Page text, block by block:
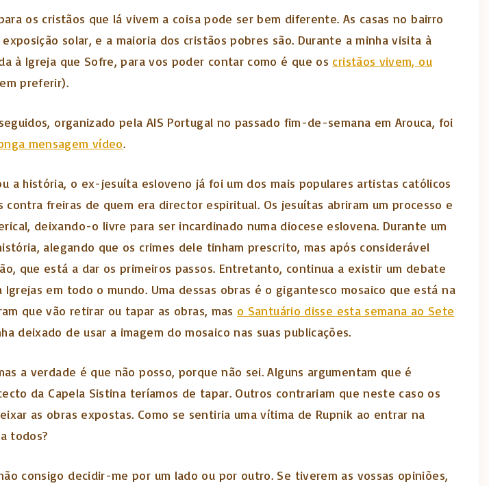
os cristãos que lá vivem a coisa pode ser bem diferente. As casas no bairro
solar, e a maioria dos cristãos pobres são. Durante a minha visita à
à Igreja que Sofre, para vos poder contar como é que os cristãos vivem, ou
preferir).
organizado pela AIS Portugal no passado fim-de-semana em Arouca, foi
mensagem vídeo.
a história, o ex-jesuíta esloveno já foi um dos mais populares artistas católicos
freiras de quem era director espiritual. Os jesuítas abriram um processo e
deixando-o livre para ser incardinado numa diocese eslovena. Durante um
alegando que os crimes dele tinham prescrito, mas após considerável
que está a dar os primeiros passos. Entretanto, continua a existir um debate
em todo o mundo. Uma dessas obras é o gigantesco mosaico que está na
que vão retirar ou tapar as obras, mas o Santuário disse esta semana ao Sete
deixado de usar a imagem do mosaico nas suas publicações.
a verdade é que não posso, porque não sei. Alguns argumentam que é
da Capela Sistina teríamos de tapar. Outros contrariam que neste caso os
as obras expostas. Como se sentiria uma vítima de Rupnik ao entrar na
todos?
consigo decidir-me por um lado ou por outro. Se tiverem as vossas opiniões,